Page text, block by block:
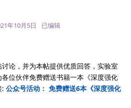
年10月5日 已编辑
论，并为本帖提供优质回答，实验室
位伙伴免费赠送书籍一本《深度强化
: 公众号活动： 免费赠送6本《深度强化